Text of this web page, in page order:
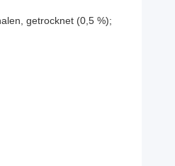
getrocknet (0,5 %);